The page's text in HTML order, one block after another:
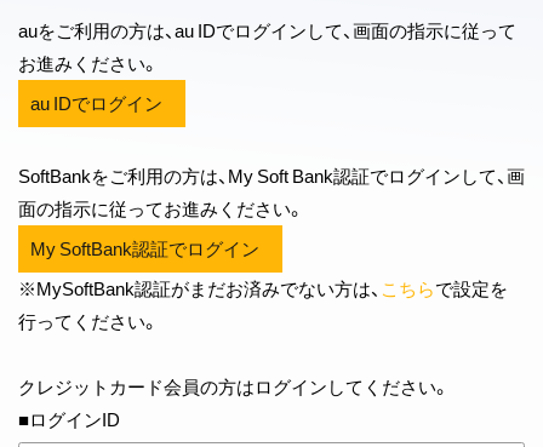
auをご利用の方は、au IDでログインして、画面の指示に従って
お進みください。
SoftBankをご利用の方は、My Soft Bank認証でログインして、画
面の指示に従ってお進みください。
※MySoftBank認証がまだお済みでない方は、 こちらで設定を
行ってください。
クレジットカード会員の方はログインしてください。
■ログインID